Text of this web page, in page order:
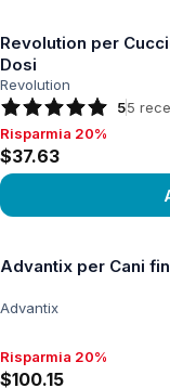
Revolution per
Dosi
Revolution
55
Risparmia 20%,
Risparmia 20%
$37.63
Advantix per Cani
Advantix
Risparmia 20%,
Risparmia 20%
$100.15